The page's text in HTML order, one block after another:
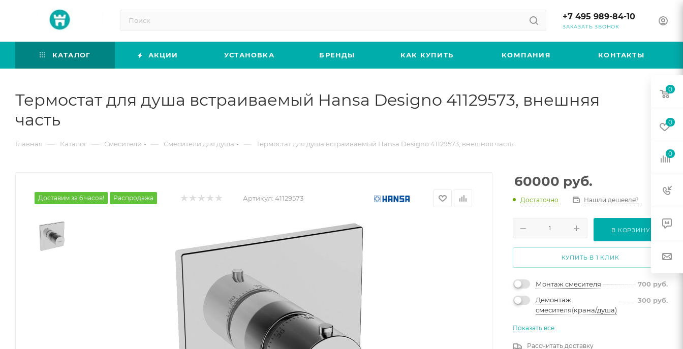
+7 495 989-84-10
ЗАКАЗАТЬ ЗВОНОК
КАТАЛОГ АКЦИИ УСТАНОВКА БРЕНДЫ КАК КУПИТЬ КОМПАНИЯ КОНТАКТЫ
Термостат для душа встраиваемый Hansa Designo 41129573, внешняя
часть
Главная — Каталог — Смесители — Смесители для душа — Термостат для душа встраиваемый Hansa Designo 41129573, внешняя часть
Доставим за 6 часов! Распродажа Артикул: 41129573
60000 руб.
Достаточно Нашли дешевле?
В КОРЗИНУ
КУПИТЬ В 1 КЛИК
Монтаж смесителя 700 руб.
Демонтаж
смесителя(крана/душа)
300 руб.
Показать все
Рассчитать доставку
0
0
0